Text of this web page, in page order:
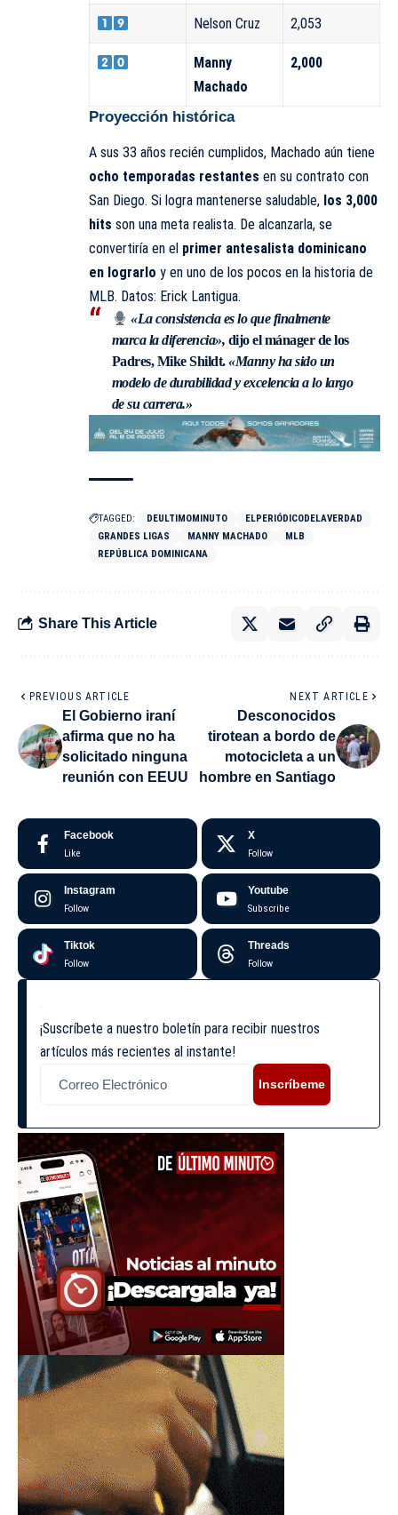
Nelson Cruz 2,053
Manny
Machado
2,000
Proyección histórica
A sus 33 años recién cumplidos, Machado aún tiene
ocho temporadas restantes en su contrato con
San Diego. Si logra mantenerse saludable, los 3,000
hits son una meta realista. De alcanzarla, se
convertiría en el primer antesalista dominicano
en lograrlo y en uno de los pocos en la historia de
MLB. Datos: Erick Lantigua.
«La consistencia es lo que finalmente
marca la diferencia», dijo el mánager de los
Padres, Mike Shildt.«Manny ha sido un
modelo de durabilidad y excelencia a lo largo
de su carrera.»
TAGGED: DEULTIMOMINUTO
ELPERIÓDICODELAVERDAD
GRANDES LIGAS
MANNY MACHADO
MLB
REPÚBLICA DOMINICANA
Share This Article
PREVIOUS ARTICLE
El Gobierno iraní
afirma que no ha
solicitado ninguna
reunión con EEUU
NEXT ARTICLE
Desconocidos
tirotean a bordo de
motocicleta a un
hombre en Santiago
Facebook
Like
X
Follow
Instagram
Follow
Youtube
Subscribe
Tiktok
Follow
Threads
Follow
¡Suscríbete a nuestro boletín para recibir nuestros
artículos más recientes al instante!
Inscríbeme